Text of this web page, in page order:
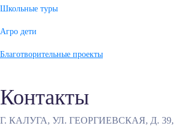
Школьные туры
Агро дети
Благотворительные проекты
Контакты
Г. КАЛУГА, УЛ. ГЕОРГИЕВСКАЯ, Д. 39,